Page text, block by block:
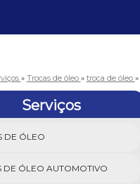
» Trocas de óleo » troca de óleo »
Serviços
DE ÓLEO
DE ÓLEO AUTOMOTIVO